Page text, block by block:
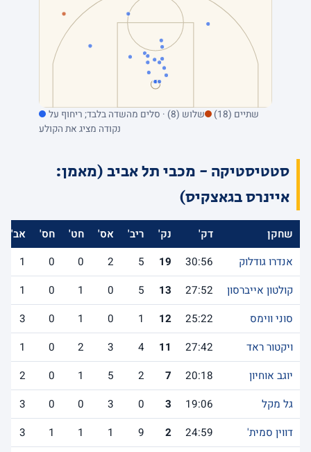
שתיים (18)
שלוש (8) · סלים מהשדה בלבד; ריחוף על
נקודה מציג את הקולע
סטטיסטיקה - מכבי תל אביב (מאמן:
איינרס בגאצקיס)
שחקן דק' נק' ריב' אס' חט' חס'
אב'
אנדרו גודלוק
30:56
19
5
2
0
0
1
קולטון אייברסון
27:52
13
5
0
1
0
1
סוני ווימס
25:22
12
1
0
1
0
3
ויקטור ראד
27:42
11
4
3
2
0
1
יוגב אוחיון
20:18
7
2
5
1
0
2
גל מקל
19:06
3
0
3
0
0
3
דווין סמית'
24:59
2
9
1
1
1
3